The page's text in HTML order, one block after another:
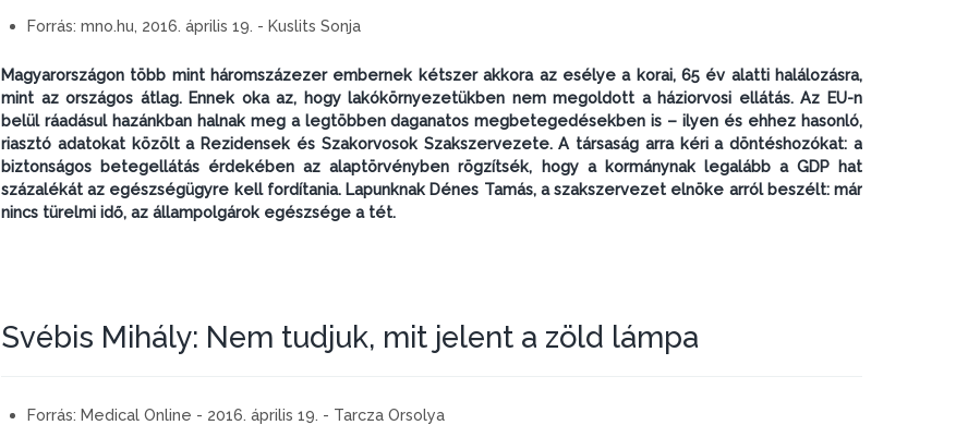
Forrás: mno.hu, 2016. április 19. - Kuslits Sonja
Magyarországon több mint háromszázezer embernek kétszer akkora az esélye a korai, 65 év alatti halálozásra,
mint az országos átlag. Ennek oka az, hogy lakókörnyezetükben nem megoldott a háziorvosi ellátás. Az EU-n
belül ráadásul hazánkban halnak meg a legtöbben daganatos megbetegedésekben is – ilyen és ehhez hasonló,
riasztó adatokat közölt a Rezidensek és Szakorvosok Szakszervezete. A társaság arra kéri a döntéshozókat: a
biztonságos betegellátás érdekében az alaptörvényben rögzítsék, hogy a kormánynak legalább a GDP hat
százalékát az egészségügyre kell fordítania. Lapunknak Dénes Tamás, a szakszervezet elnöke arról beszélt: már
nincs türelmi idő, az állampolgárok egészsége a tét.
Svébis Mihály: Nem tudjuk, mit jelent a zöld lámpa
Forrás: Medical Online - 2016. április 19. - Tarcza Orsolya